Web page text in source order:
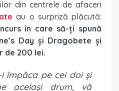
din centrele de afaceri
au o surpriză plăcută:
în care să-ți spună
Day și Dragobete și
de 200 lei.
împăca pe cei doi și
același drum, vă